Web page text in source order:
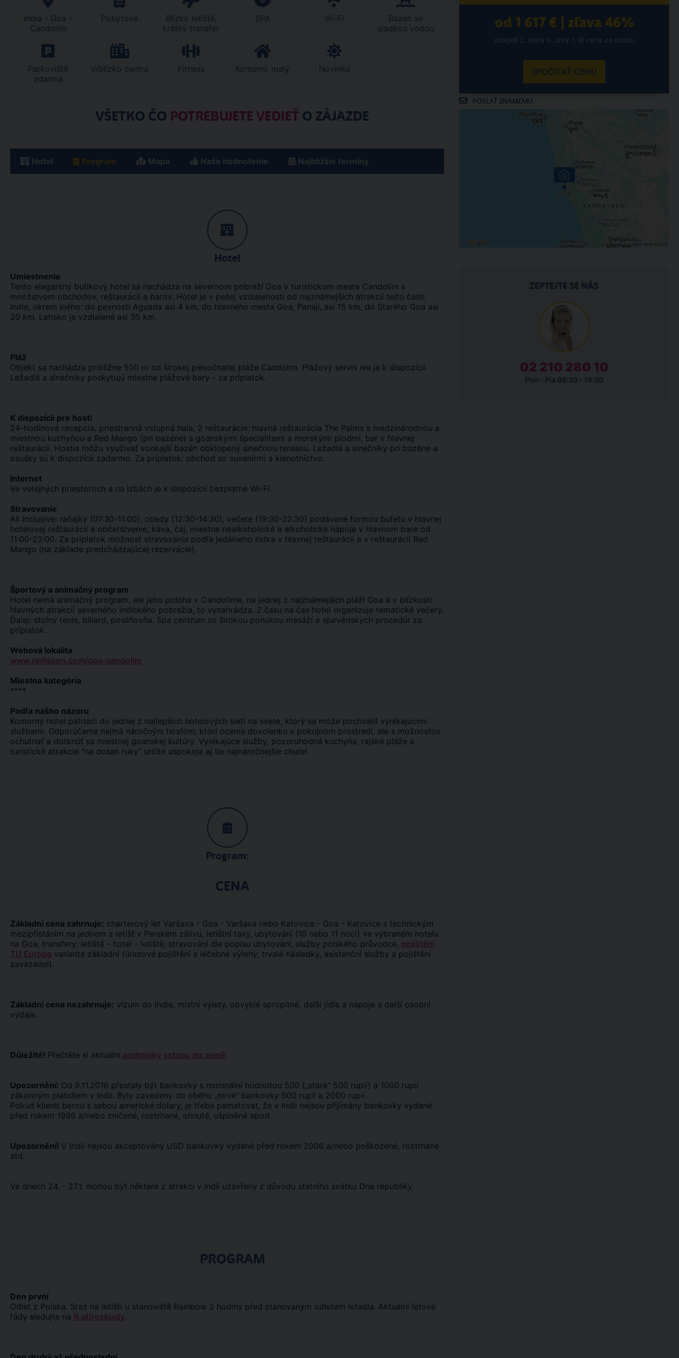
India - Goa -
Candolim
Pobytové
Blízko letiště,
krátký transfer
SPA Wi-Fi
Bazén se
sladkou vodou
Parkoviště
zdarma
V/blízko centra Fitness Komorní, malý Novinka
VŠETKO ČO POTREBUJETE VEDIEŤ O ZÁJAZDE
Hotel Program Mapa Naše hodnotenie Najbližšie termíny
Hotel
Umiestnenie
Tento elegantný butikový hotel sa nachádza na severnom pobreží Goa v turistickom meste Candolim s
množstvom obchodov, reštaurácií a barov. Hotel je v pešej vzdialenosti od najznámejších atrakcií tejto časti
Indie, okrem iného: do pevnosti Aguada asi 4 km, do hlavného mesta Goa, Panaji, asi 15 km, do Starého Goa asi
20 km. Letisko je vzdialené asi 35 km.
.
Pláž
Objekt sa nachádza približne 500 m od širokej piesočnatej pláže Candolim. Plážový servis nie je k dispozícii.
Ležadlá a slnečníky poskytujú miestne plážové bary - za príplatok.
.
K dispozícii pre hostí
24-hodinová recepcia, priestranná vstupná hala, 2 reštaurácie: hlavná reštaurácia The Palms s medzinárodnou a
miestnou kuchyňou a Red Mango (pri bazéne) s goanskými špecialitami a morskými plodmi, bar v hlavnej
reštaurácii. Hostia môžu využívať vonkajší bazén obklopený slnečnou terasou. Ležadlá a slnečníky pri bazéne a
osušky sú k dispozícii zadarmo. Za príplatok: obchod so suvenírmi a klenotníctvo.
Internet
Ve verejných priestoroch a na izbách je k dispozícii bezplatné Wi-Fi.
Stravovanie
All Inclusive: raňajky (07:30-11:00), obedy (12:30-14:30), večere (19:30-22:30) podávané formou bufetu v hlavnej
hotelovej reštaurácii a občerstvenie, káva, čaj, miestne nealkoholické a alkoholické nápoje v hlavnom bare od
11:00-23:00. Za príplatok možnosť stravovania podľa jedálneho lístka v hlavnej reštaurácii a v reštaurácii Red
Mango (na základe predchádzajúcej rezervácie).
.
Športový a animačný program
Hotel nemá animačný program, ale jeho poloha v Candolime, na jednej z najznámejších pláží Goa a v blízkosti
hlavných atrakcií severného indického pobrežia, to vynahrádza. Z času na čas hotel organizuje tematické večery.
Ďalej: stolný tenis, biliard, posilňovňa. Spa centrum so širokou ponukou masáží a ajurvédskych procedúr za
príplatok.
Webová lokalita
www.radisson.com/goa-candolim
Miestna kategória
****
Podľa nášho názoru
Komorný hotel patriaci do jednej z najlepších hotelových sietí na svete, ktorý sa môže pochváliť vynikajúcimi
službami. Odporúčame najmä náročným hosťom, ktorí ocenia dovolenku v pokojnom prostredí, ale s možnosťou
ochutnať a dotknúť sa miestnej goanskej kultúry. Vynikajúce služby, pozoruhodná kuchyňa, rajské pláže a
turistické atrakcie "na dosah ruky" určite uspokoja aj tie najnáročnejšie chute!
Program:
CENA
Základní cena zahrnuje: charterový let Varšava - Goa - Varšava nebo Katovice - Goa - Katovice s technickým
mezipřistáním na jednom z letišť v Perském zálivu, letištní taxy, ubytování (10 nebo 11 nocí) ve vybraném hotelu
na Goa, transfery: letiště - hotel - letiště, stravování dle popisu ubytování, služby polského průvodce, pojištění
TU Europa varianta základní (úrazové pojištění a léčebné výlohy, trvalé následky, asistenční služby a pojištění
zavazadel).
Základní cena nezahrnuje: vízum do Indie, místní výlety, obvyklé spropitné, další jídla a nápoje a další osobní
výdaje.
Důležité! Přečtěte si aktuální podmínky vstupu do země.
Upozornění: Od 9.11.2016 přestaly být bankovky s nominální hodnotou 500 („staré“ 500 rupií) a 1000 rupií
zákonným platidlem v Indii. Byly zavedeny do oběhu „nové“ bankovky 500 rupií a 2000 rupií.
Pokud klienti berou s sebou americké dolary, je třeba pamatovat, že v Indii nejsou přijímány bankovky vydané
před rokem 1996 a/nebo zničené, roztrhané, ohnuté, ušpiněné apod.
Upozornění! V Indii nejsou akceptovány USD bankovky vydané před rokem 2006 a/nebo poškozené, roztrhané
atd.
Ve dnech 24. - 27.1. mohou být některé z atrakcí v Indii uzavřeny z důvodu státního svátku Dne republiky.
PROGRAM
Den první
Odlet z Polska. Sraz na letišti u stanoviště Rainbow 2 hodiny před plánovaným odletem letadla. Aktuální letové
řády sledujte na R.pl/rozklady.
od 1 617 € | zľava 46%
dospelí 2, dieťa 0, izby 1, Ø cena za osobu
SPOČÍTAŤ CENU
POSLAŤ ZNÁMEMU
ZEPTEJTE SE NÁS
02 210 280 10
Pon - Pia 08:30 - 16:30